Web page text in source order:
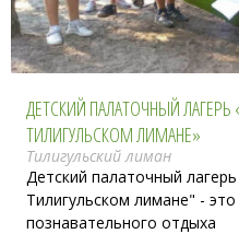
ДЕТСКИЙ ПАЛАТОЧНЫЙ ЛАГЕРЬ
ТИЛИГУЛЬСКОМ ЛИМАНЕ»
Тилигульский лиман
Детский палаточный
Тилигульском лимане" -
познавательного отдыха